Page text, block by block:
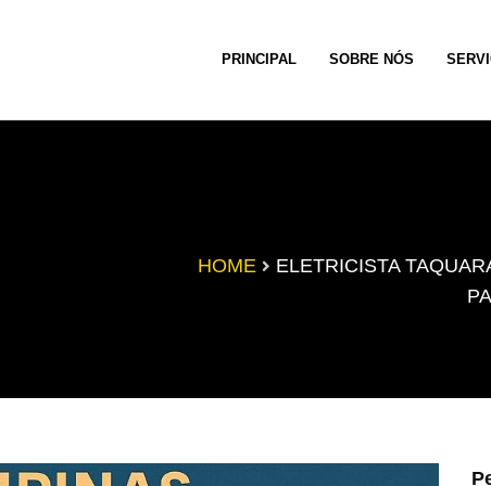
PRINCIPAL SOBRE NÓS
HOME
ELETRICISTA